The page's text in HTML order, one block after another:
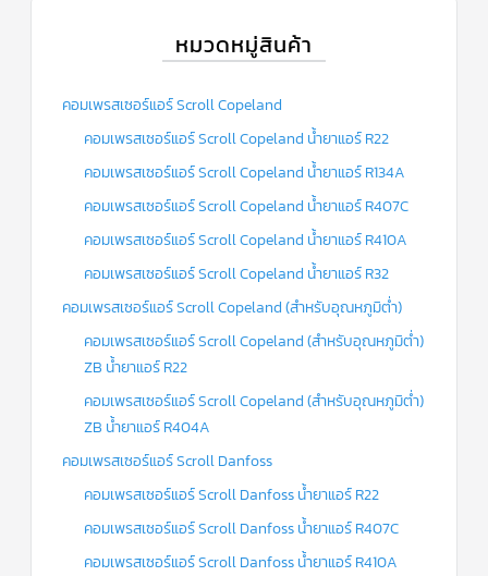
หมวดหมู่สินค้า
คอมเพรสเซอร์แอร์ Scroll Copeland
คอมเพรสเซอร์แอร์ Scroll Copeland น้ำยาแอร์ R22
คอมเพรสเซอร์แอร์ Scroll Copeland น้ำยาแอร์ R134A
คอมเพรสเซอร์แอร์ Scroll Copeland น้ำยาแอร์ R407C
คอมเพรสเซอร์แอร์ Scroll Copeland น้ำยาแอร์ R410A
คอมเพรสเซอร์แอร์ Scroll Copeland น้ำยาแอร์ R32
คอมเพรสเซอร์แอร์ Scroll Copeland (สำหรับอุณหภูมิต่ำ)
คอมเพรสเซอร์แอร์ Scroll Copeland (สำหรับอุณหภูมิต่ำ)
ZB น้ำยาแอร์ R22
คอมเพรสเซอร์แอร์ Scroll Copeland (สำหรับอุณหภูมิต่ำ)
ZB น้ำยาแอร์ R404A
คอมเพรสเซอร์แอร์ Scroll Danfoss
คอมเพรสเซอร์แอร์ Scroll Danfoss น้ำยาแอร์ R22
คอมเพรสเซอร์แอร์ Scroll Danfoss น้ำยาแอร์ R407C
คอมเพรสเซอร์แอร์ Scroll Danfoss น้ำยาแอร์ R410A